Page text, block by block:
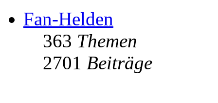
Fan-Helden
363 Themen
2701 Beiträge